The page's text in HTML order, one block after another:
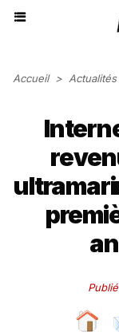
Accueil > Actualités